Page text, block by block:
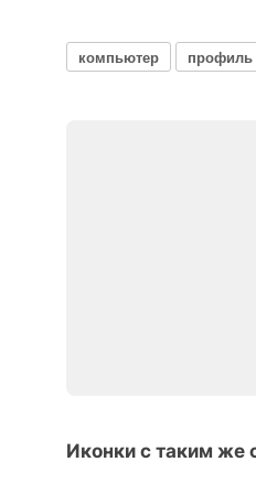
компьютер профиль
Иконки с таким же